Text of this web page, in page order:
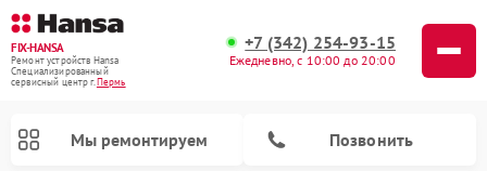
FIX-HANSA
Ремонт устройств Hansa
Специализированный
cервисный центр г.Пермь
+7 (342) 254-93-15
Ежедневно, с 10:00 до 20:00
Мы ремонтируем Позвонить